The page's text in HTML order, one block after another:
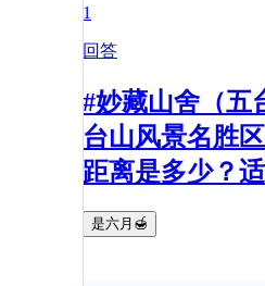
1
回答
#妙藏山舍（五
台山风景名胜
距离是多少？
是六月🍯